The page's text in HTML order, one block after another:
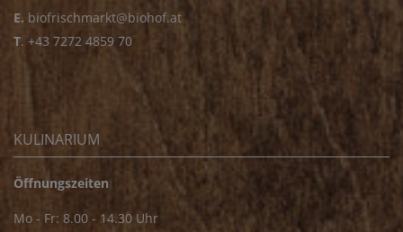
E. biofrischmarkt@biohof.at
T. +43 7272 4859 70
KULINARIUM
Öffnungszeiten
Mo - Fr: 8.00 - 14.30 Uhr